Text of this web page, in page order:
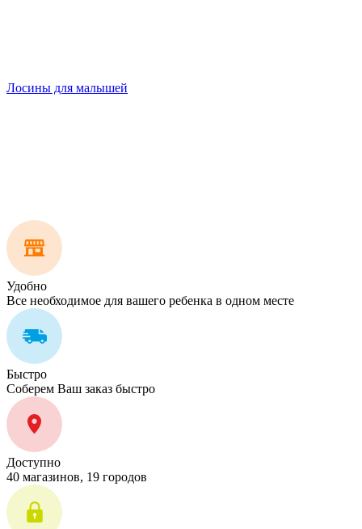
Лосины для малышей
Удобно
Все необходимое для вашего ребенка в одном месте
Быстро
Соберем Ваш заказ быстро
Доступно
40 магазинов, 19 городов